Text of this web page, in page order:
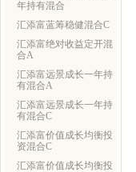
年持有混合
汇添富蓝筹稳健混合C
汇添富绝对收益定开混
合A
汇添富远景成长一年持
有混合A
汇添富远景成长一年持
有混合C
汇添富价值成长均衡投
资混合C
汇添富价值成长均衡投